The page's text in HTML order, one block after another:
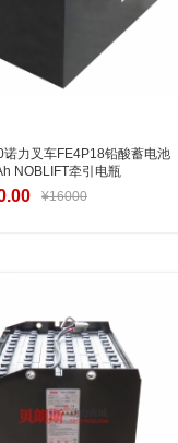
诺力叉车FE4P18铅酸蓄电池
NOBLIFT牵引电瓶
¥16000